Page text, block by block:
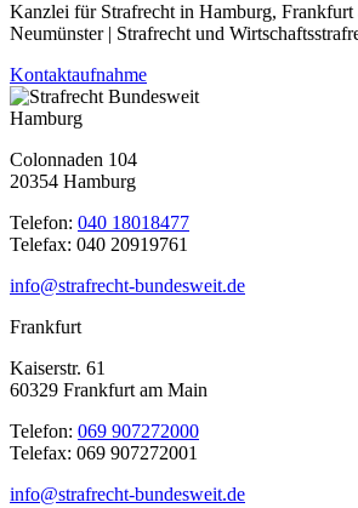
Kanzlei für Strafrecht in Hamburg,
Neumünster | Strafrecht und
Kontaktaufnahme
Hamburg
Colonnaden 104
20354 Hamburg
Telefon: 040 18018477
Telefax: 040 20919761
info@strafrecht-bundesweit.de
Frankfurt
Kaiserstr. 61
60329 Frankfurt am Main
Telefon: 069 907272000
Telefax: 069 907272001
info@strafrecht-bundesweit.de